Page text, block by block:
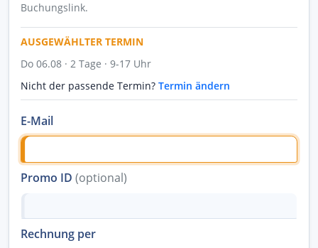
Buchungslink.
AUSGEWÄHLTER TERMIN
Do 06.08 · 2 Tage · 9-17 Uhr
Nicht der passende Termin? Termin ändern
E-Mail
Promo ID (optional)
Rechnung per